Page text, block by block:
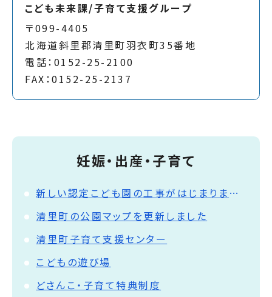
こども未来課/子育て支援グループ
〒099-4405
北海道斜里郡清里町羽衣町35番地
電話：0152-25-2100
FAX：0152-25-2137
妊娠・出産・子育て
新しい認定こども園の工事がはじまりました
清里町の公園マップを更新しました
清里町子育て支援センター
こどもの遊び場
どさんこ・子育て特典制度